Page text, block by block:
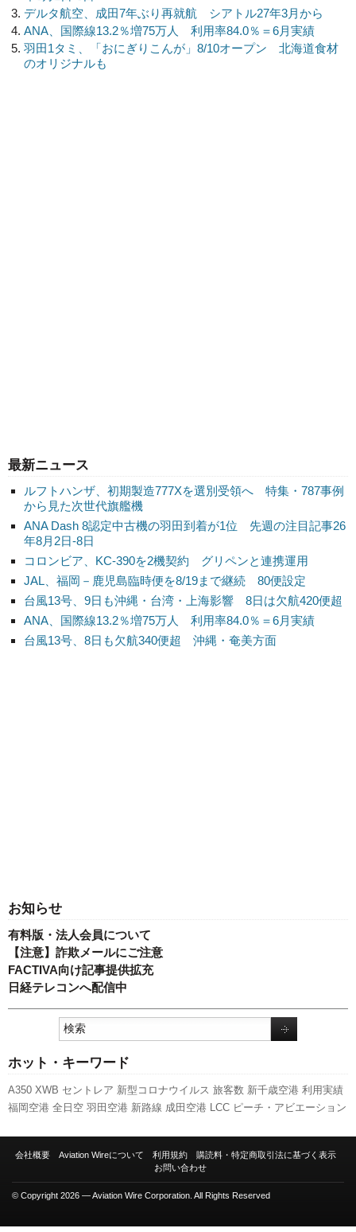
最新ニュース
ルフトハンザ、初期製造777Xを選別受領へ 特集・787事例
から見た次世代旗艦機
ANA Dash 8認定中古機の羽田到着が1位 先週の注目記事26
年8月2日-8日
コロンビア、KC-390を2機契約 グリペンと連携運用
JAL、福岡－鹿児島臨時便を8/19まで継続 80便設定
台風13号、9日も沖縄・台湾・上海影響 8日は欠航420便超
ANA、国際線13.2％増75万人 利用率84.0％＝6月実績
台風13号、8日も欠航340便超 沖縄・奄美方面
お知らせ
有料版・法人会員について
【注意】詐欺メールにご注意
FACTIVA向け記事提供拡充
日経テレコンへ配信中
ホット・キーワード
A350 XWB セントレア 新型コロナウイルス 旅客数 新千歳空港 利用実績
福岡空港 全日空 羽田空港 新路線 成田空港 LCC ピーチ・アビエーション
日客 エアバス 発着回数 国交省航空局 国交省 客室乗務員 A320 実績 スカ
デルタ航空、成田7年ぶり再就航 シアトル27年3月から
ANA、国際線13.2％増75万人 利用率84.0％＝6月実績
羽田1タミ、「おにぎりこんが」8/10オープン 北海道食材
のオリジナルも
会社概要 Aviation Wireについて 利用規約
購読料・特定商取引法に基づく表示
お問い合わせ
© Copyright 2026 — Aviation Wire Corporation. All Rights Reserved